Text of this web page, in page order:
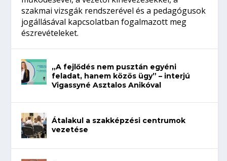
szakmai vizsgák rendszerével és a pedagógusok
jogállásával kapcsolatban fogalmazott meg
észrevételeket.
„A fejlődés nem pusztán egyéni
feladat, hanem közös ügy” – interjú
Vigassyné Asztalos Anikóval
Átalakul a szakképzési centrumok
vezetése